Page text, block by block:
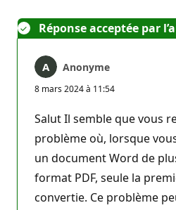
Réponse acceptée par
Anonyme
8 mars 2024 à 11:54
Salut Il semble que vous
problème où, lorsque
un document Word de
format PDF, seule la
convertie. Ce problème